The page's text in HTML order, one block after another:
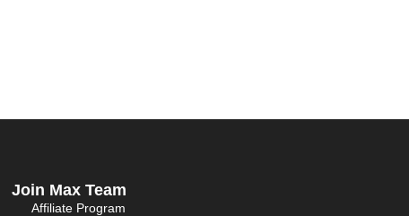
Join Max Team
Affiliate Program